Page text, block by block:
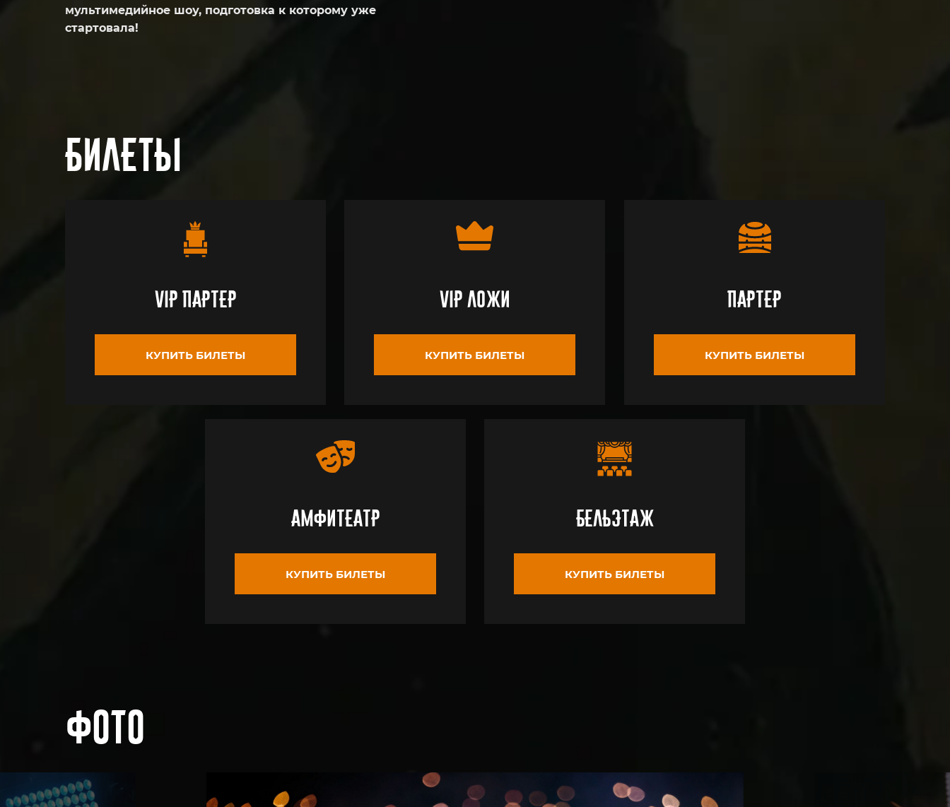
мультимедийное шоу, подготовка к которому уже
стартовала!
билеты
VIP партер
КУПИТЬ БИЛЕТЫ
VIP ложи
КУПИТЬ БИЛЕТЫ
Партер
КУПИТЬ БИЛЕТЫ
Амфитеатр
КУПИТЬ БИЛЕТЫ
Бельэтаж
КУПИТЬ БИЛЕТЫ
Фото